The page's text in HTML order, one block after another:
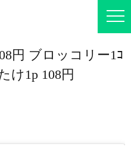
円 ブロッコリー1ｺ
け1p 108円